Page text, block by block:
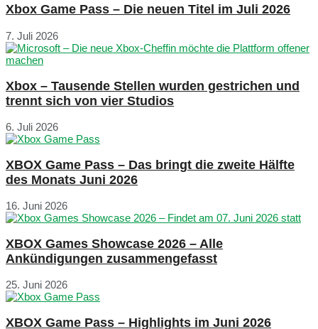
Xbox Game Pass – Die neuen Titel im Juli 2026
7. Juli 2026
Xbox – Tausende Stellen wurden gestrichen und
trennt sich von vier Studios
6. Juli 2026
XBOX Game Pass – Das bringt die zweite Hälfte
des Monats Juni 2026
16. Juni 2026
XBOX Games Showcase 2026 – Alle
Ankündigungen zusammengefasst
25. Juni 2026
XBOX Game Pass – Highlights im Juni 2026